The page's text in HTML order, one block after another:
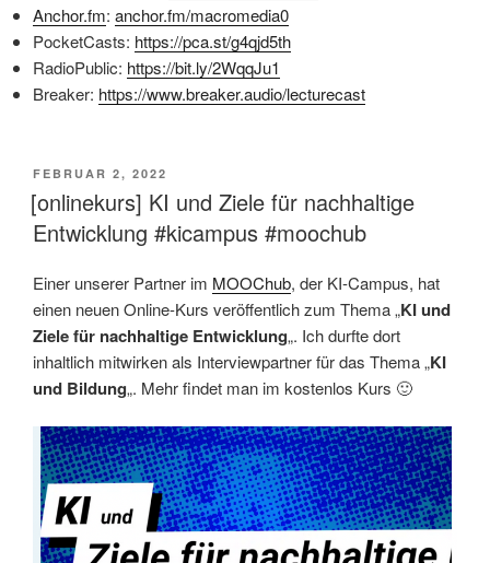
Anchor.fm: anchor.fm/macromedia0
PocketCasts: https://pca.st/g4qjd5th
RadioPublic: https://bit.ly/2WqqJu1
Breaker: https://www.breaker.audio/lecturecast
VERÖFFENTLICHT
AM
FEBRUAR 2, 2022
[onlinekurs] KI und Ziele für nachhaltige
Entwicklung #kicampus #moochub
Einer unserer Partner im MOOChub, der KI-Campus, hat
einen neuen Online-Kurs veröffentlich zum Thema „KI und
Ziele für nachhaltige Entwicklung„. Ich durfte dort
inhaltlich mitwirken als Interviewpartner für das Thema „KI
und Bildung„. Mehr findet man im kostenlos Kurs 🙂